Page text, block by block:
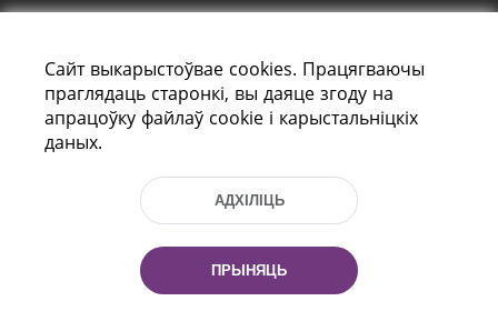
г. Мiнск, Рэспубліка Беларусь, 220114
Тэл.: (+375 17) 368 37 37, Факс: (+375 17)
Эл. пошта: inbox@nlb.by
Сайт выкарыстоўвае cookies. Працягваючы
праглядаць старонкі, вы даяце згоду на
апрацоўку файлаў cookie і карыстальніцкіх
даных.
АДХІЛІЦЬ
ПРЫНЯЦЬ